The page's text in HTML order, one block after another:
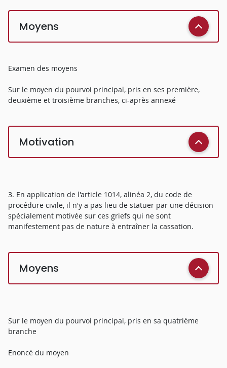
Moyens
Examen des moyens
Sur le moyen du pourvoi principal, pris en ses première,
deuxième et troisième branches, ci-après annexé
Motivation
3. En application de l'article 1014, alinéa 2, du code de
procédure civile, il n'y a pas lieu de statuer par une décision
spécialement motivée sur ces griefs qui ne sont
manifestement pas de nature à entraîner la cassation.
Moyens
Sur le moyen du pourvoi principal, pris en sa quatrième
branche
Enoncé du moyen